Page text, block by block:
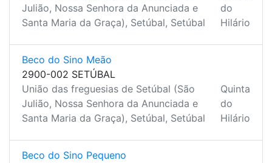
Julião, Nossa Senhora da Anunciada e
Santa Maria da Graça), Setúbal, Setúbal
do
Hilário
Beco do Sino Meão
2900-002 SETÚBAL
União das freguesias de Setúbal (São
Julião, Nossa Senhora da Anunciada e
Santa Maria da Graça), Setúbal, Setúbal
Quinta
do
Hilário
Beco do Sino Pequeno